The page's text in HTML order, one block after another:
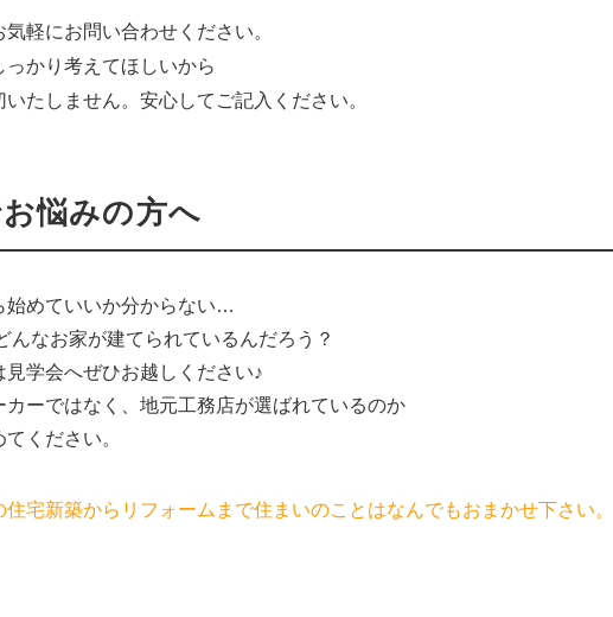
軽にお問い合わせください。
かり考えてほしいから
たしません。安心してご記入ください。
悩みの方へ
始めていいか分からない…
んなお家が建てられているんだろう？
学会へぜひお越しください♪
カーではなく、地元工務店が選ばれているのか
ください。
住宅新築からリフォームまで住まいのことはなんでもおまかせ下さい。